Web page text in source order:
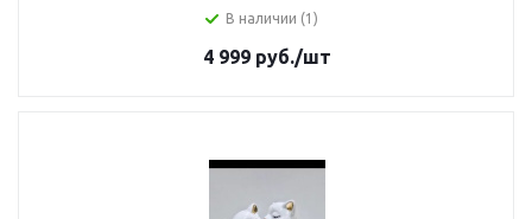
В наличии (1)
4 999руб./шт